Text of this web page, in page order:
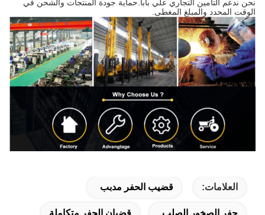
نحن ندعم التأمين التجاري علي بابا.حماية جودة المنتجات والشحن في
الوقت المحدد والمبلغ المغطى.
العلامات: قضيب الحفر مدبب
حفر الصخور الصلب قضبان الحفر متكاملة